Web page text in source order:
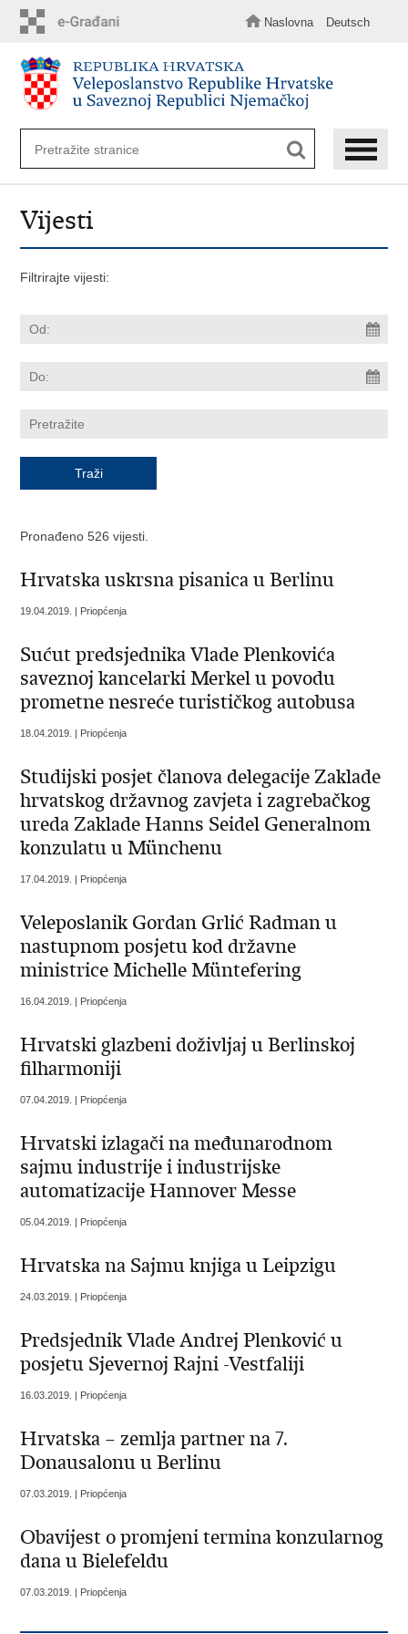
sadržaj
Naslovna Deutsch
Vijesti
Filtrirajte vijesti:
Pronađeno 526 vijesti.
Hrvatska uskrsna pisanica u Berlinu
19.04.2019. | Priopćenja
Sućut predsjednika Vlade Plenkovića
saveznoj kancelarki Merkel u povodu
prometne nesreće turističkog autobusa
18.04.2019. | Priopćenja
Studijski posjet članova delegacije Zaklade
hrvatskog državnog zavjeta i zagrebačkog
ureda Zaklade Hanns Seidel Generalnom
konzulatu u Münchenu
17.04.2019. | Priopćenja
Veleposlanik Gordan Grlić Radman u
nastupnom posjetu kod državne
ministrice Michelle Müntefering
16.04.2019. | Priopćenja
Hrvatski glazbeni doživljaj u Berlinskoj
filharmoniji
07.04.2019. | Priopćenja
Hrvatski izlagači na međunarodnom
sajmu industrije i industrijske
automatizacije Hannover Messe
05.04.2019. | Priopćenja
Hrvatska na Sajmu knjiga u Leipzigu
24.03.2019. | Priopćenja
Predsjednik Vlade Andrej Plenković u
posjetu Sjevernoj Rajni -Vestfaliji
16.03.2019. | Priopćenja
Hrvatska – zemlja partner na 7.
Donausalonu u Berlinu
07.03.2019. | Priopćenja
Obavijest o promjeni termina konzularnog
dana u Bielefeldu
07.03.2019. | Priopćenja